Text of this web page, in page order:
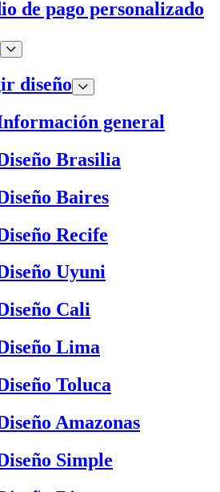
de pago personalizado
diseño
general
Brasilia
Baires
Recife
Uyuni
Cali
Lima
Toluca
Amazonas
Simple